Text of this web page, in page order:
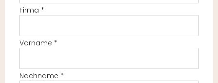
Firma *
Vorname *
Nachname *